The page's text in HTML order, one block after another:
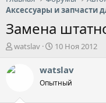
Замена
А
т
watslav
Д
т
н
10 Ноя 2012
watslav
Опытный